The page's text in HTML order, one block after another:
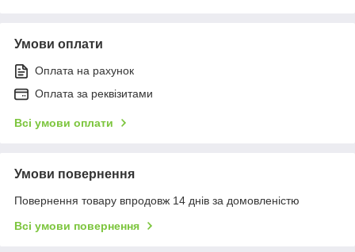
Умови оплати
Оплата на рахунок
Оплата за реквізитами
Всі умови оплати
Умови повернення
Повернення товару впродовж 14 днів за домовленістю
Всі умови повернення